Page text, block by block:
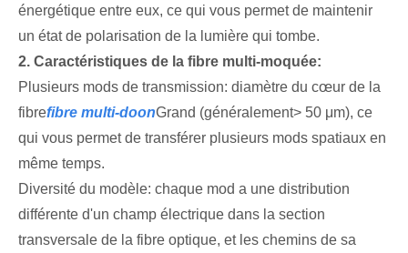
énergétique entre eux, ce qui vous permet de maintenir
un état de polarisation de la lumière qui tombe.
2. Caractéristiques de la fibre multi-moquée:
Plusieurs mods de transmission: diamètre du cœur de la
fibrefibre multi-doonGrand (généralement> 50 μm), ce
qui vous permet de transférer plusieurs mods spatiaux en
même temps.
Diversité du modèle: chaque mod a une distribution
différente d'un champ électrique dans la section
transversale de la fibre optique, et les chemins de sa